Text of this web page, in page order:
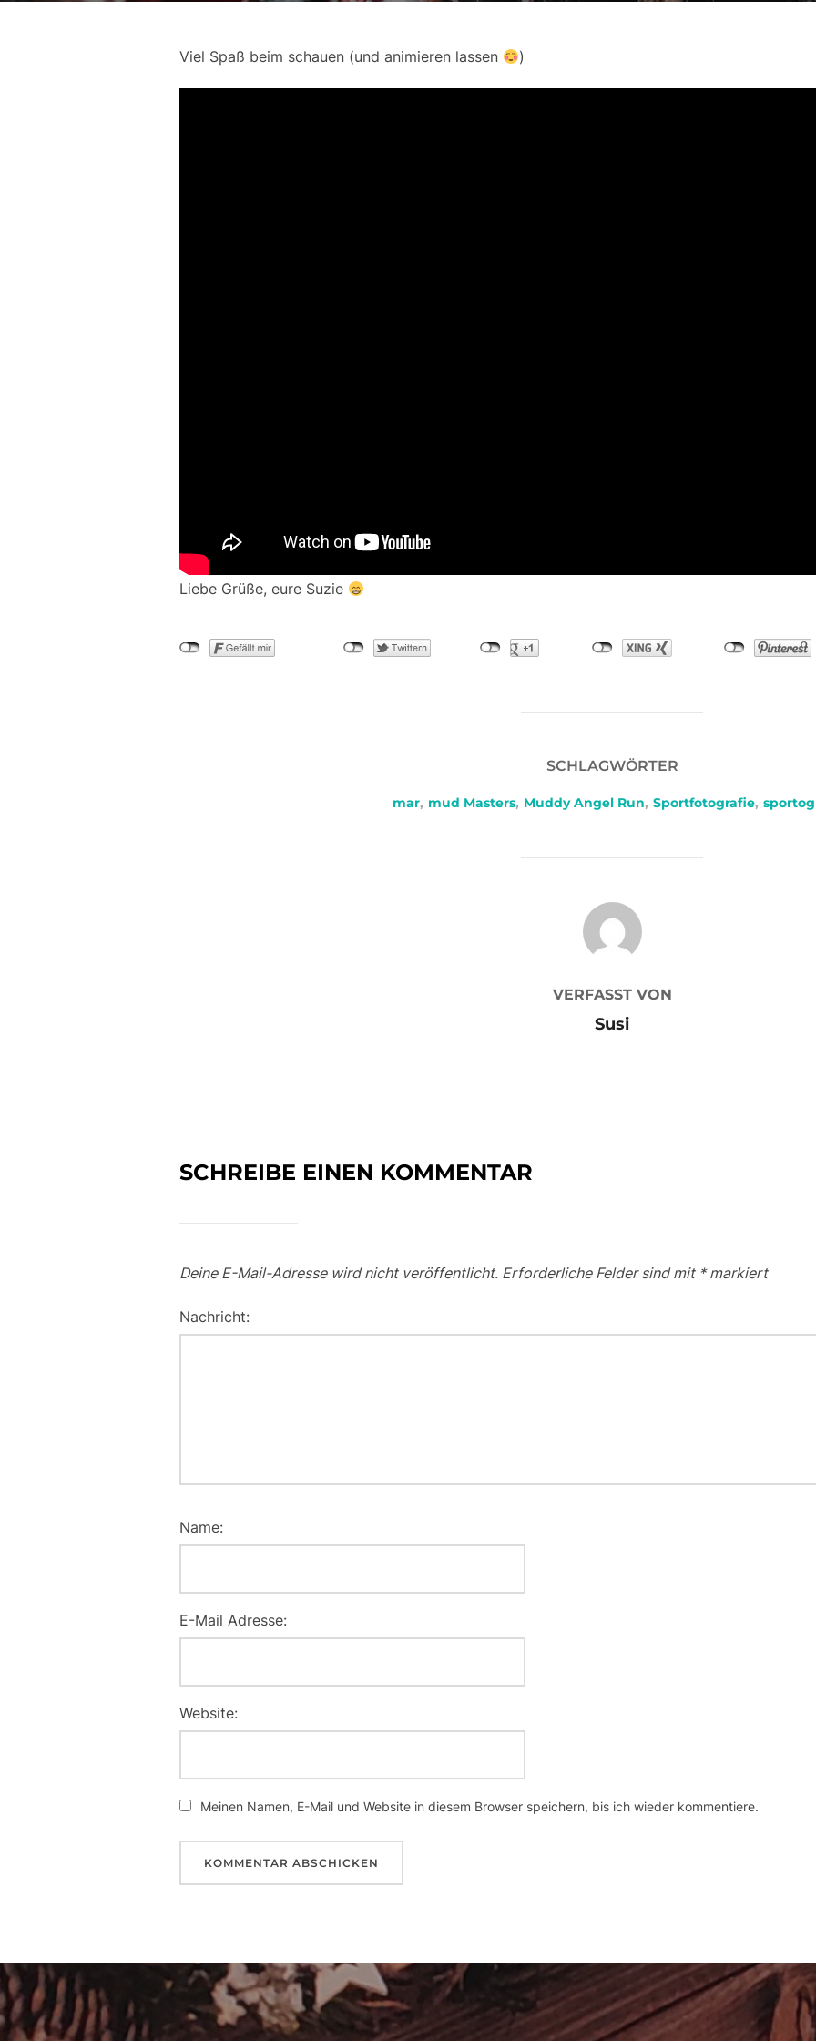
Viel Spaß beim schauen (und animieren lassen )
Liebe Grüße, eure Suzie
SCHLAGWÖRTER
mar, mud Masters, Muddy Angel Run, Sportfotografie,
BEITRAGSAUTOR
VERFASST VON
Susi
SCHREIBE EINEN KOMMENTAR
Deine E-Mail-Adresse wird nicht veröffentlicht. Erforderliche Felder sind mit *markiert
Nachricht:
Name:
E-Mail Adresse:
Website:
Meinen Namen, E-Mail und Website in diesem Browser speichern, bis ich wieder kommentiere.
Beitragsnavigation